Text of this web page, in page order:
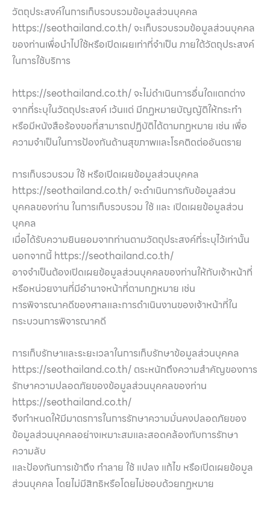
วัตถุประสงค์ในการเก็บรวบรวมข้อมูลส่วนบุคคล
https://seothailand.co.th/ จะเก็บรวบรวมข้อมูลส่วนบุคคล
ของท่านเพื่อนำไปใช้หรือเปิดเผยเท่าที่จำเป็น ภายใต้วัตถุประสงค์
ในการใช้บริการ
https://seothailand.co.th/ จะไม่ดำเนินการอื่นใดแตกต่าง
จากที่ระบุในวัตถุประสงค์ เว้นแต่ มีกฏหมายบัญญัติให้กระทำ
หรือมีหนังสือร้องขอที่สามารถปฏิบัติได้ตามกฏหมาย เช่น เพื่อ
ความจำเป็นในการป้องกันด้านสุขภาพและโรคติดต่ออันตราย
การเก็บรวบรวม ใช้ หรือเปิดเผยข้อมูลส่วนบุคคล
https://seothailand.co.th/ จะดำเนินการกับข้อมูลส่วน
บุคคลของท่าน ในการเก็บรวบรวม ใช้ และ เปิดเผยข้อมูลส่วน
บุคคล
เมื่อได้รับความยินยอมจากท่านตามวัตถุประสงค์ที่ระบุไว้เท่านั้น
นอกจากนี้ https://seothailand.co.th/
อาจจำเป็นต้องเปิดเผยข้อมูลส่วนบุคคลของท่านให้กับเจ้าหน้าที่
หรือหน่วยงานที่มีอำนาจหน้าที่ตามกฏหมาย เช่น
การพิจารณาคดีของศาลและการดำเนินงานของเจ้าหน้าที่ใน
กระบวนการพิจารณาคดี
การเก็บรักษาและระยะเวลาในการเก็บรักษาข้อมูลส่วนบุคคล
https://seothailand.co.th/ ตระหนักถึงความสำคัญของการ
รักษาความปลอดภัยของข้อมูลส่วนบุคคลของท่าน
https://seothailand.co.th/
จึงกำหนดให้มีมาตรการในการรักษาความมั่นคงปลอดภัยของ
ข้อมูลส่วนบุคคลอย่างเหมาะสมและสอดคล้องกับการรักษา
ความลับ
และป้องกันการเข้าถึง ทำลาย ใช้ แปลง แก้ไข หรือเปิดเผยข้อมูล
ส่วนบุคคล โดยไม่มีสิทธิหรือโดยไม่ชอบด้วยกฏหมาย